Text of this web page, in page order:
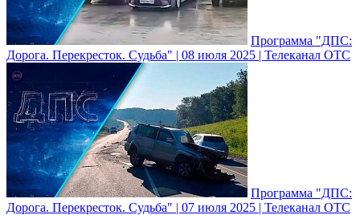
Программа "ДПС:
Дорога. Перекресток. Судьба" | 08 июля 2025 | Телеканал ОТС
Программа "ДПС:
Дорога. Перекресток. Судьба" | 07 июля 2025 | Телеканал ОТС